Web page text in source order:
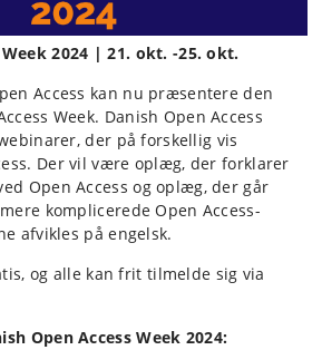
Week 2024 | 21. okt. -25. okt.
Access kan nu præsentere den
Week. Danish Open Access
der på forskellig vis
Der vil være oplæg, der forklarer
Open Access og oplæg, der går
komplicerede Open Access-
afvikles på engelsk.
og alle kan frit tilmelde sig via
Open Access Week 2024: